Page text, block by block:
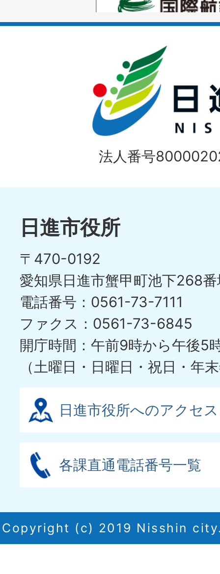
ラ
枚
ス
ラ
イ
ド
1
枚
目
の
イ
目
の
ス
ラ
イ
ド
法人番号
日進市役所
〒470-0192
愛知県日進市蟹甲町池下268
電話番号：0561-73-7111
ファクス：0561-73-6845
開庁時間：午前9時から午後5
（土曜日・日曜日・祝日・年
日進市役所へのアクセス
各課直通電話番号一覧
Copyright (c) 2019 Nisshin